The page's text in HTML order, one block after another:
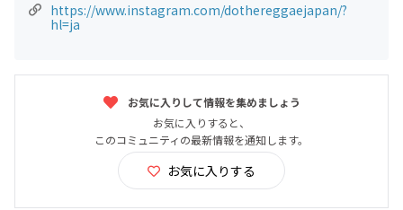
https://www.instagram.com/dothereggaejapan/?
hl=ja
お気に入りして情報を集めましょう
お気に入りすると、
このコミュニティの最新情報を通知します。
お気に入りする